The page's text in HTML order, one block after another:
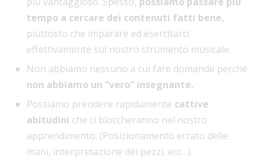
tempo a cercare dei contenuti fatti bene,
piuttosto che imparare ed esercitarci
effettivamente sul nostro strumento musicale.
Non abbiamo nessuno a cui fare domande perché
non abbiamo un “vero” insegnante.
Possiamo prendere rapidamente cattive
abitudini che ci bloccheranno nel nostro
apprendimento. (Posizionamento errato delle
mani, interpretazione dei pezzi, ecc…)